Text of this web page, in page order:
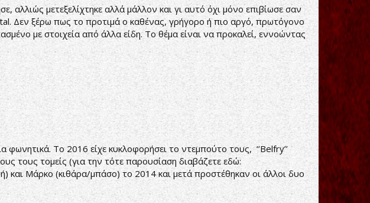
αλλιώς μετεξελίχτηκε αλλά μάλλον και γι αυτό όχι μόνο επιβίωσε σαν
Δεν ξέρω πως το προτιμά ο καθένας, γρήγορο ή πιο αργό, πρωτόγονο
με στοιχεία από άλλα είδη. Το θέμα είναι να προκαλεί, εννοώντας
φωνητικά. Το 2016 είχε κυκλοφορήσει το ντεμπούτο τους, ‘’Belfry’’
τους τομείς (για την τότε παρουσίαση διαβάζετε εδώ:
και Μάρκο (κιθάρα/μπάσο) το 2014 και μετά προστέθηκαν οι άλλοι δυο